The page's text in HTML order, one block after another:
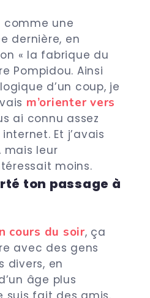
comme une
dernière, en
« la fabrique du
Pompidou. Ainsi
d’un coup, je
m’orienter vers
ai connu assez
Et j’avais
mais leur
moins.
ton passage à
cours du soir, ça
avec des gens
divers, en
âge plus